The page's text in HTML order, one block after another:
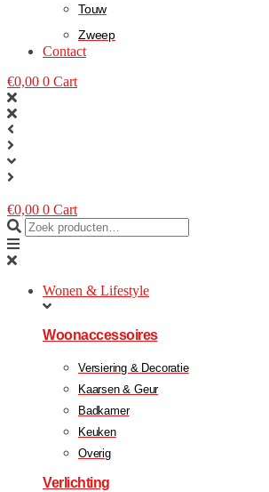
Touw
Zweep
Contact
€0,00 0 Cart
€0,00 0 Cart
Wonen & Lifestyle
Woonaccessoires
Versiering & Decoratie
Kaarsen & Geur
Badkamer
Keuken
Overig
Verlichting